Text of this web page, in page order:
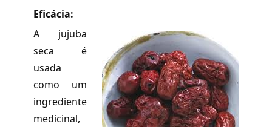
Eficácia:
A jujuba
seca é
usada
como um
ingrediente
medicinal,